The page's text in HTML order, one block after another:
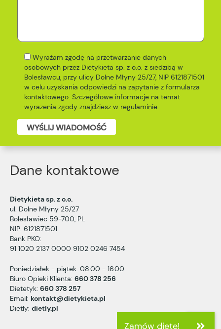
Dane kontaktowe
Dietykieta sp. z o.o.
ul. Dolne Młyny 25/27
Bolesławiec 59-700, PL
NIP: 6121871501
Bank PKO:
91 1020 2137 0000 9102 0246 7454
Poniedziałek - piątek: 08.00 - 16.00
Biuro Opieki Klienta: 660 378 256
Dietetyk: 660 378 257
Email: kontakt@dietykieta.pl
Dietly: dietly.pl
Wyrażam zgodę na przetwarzanie danych
osobowych przez Dietykieta sp. z o.o. z siedzibą w
Bolesławcu, przy ulicy Dolne Młyny 25/27, NIP 6121871501
w celu uzyskania odpowiedzi na zapytanie z formularza
kontaktowego. Szczegółowe informacje na temat
wyrażenia zgody znajdziesz w regulaminie.
WYŚLIJ WIADOMOŚĆ